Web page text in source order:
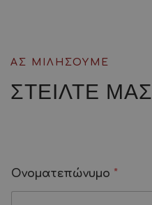
ΑΣ ΜΙΛΗΣΟΥΜΕ
ΣΤΕΙΛΤΕ ΜΑΣ
Ονοματεπώνυμο *